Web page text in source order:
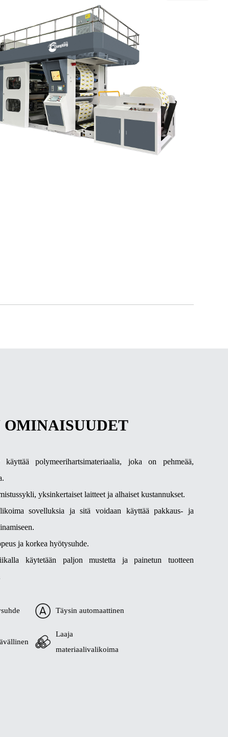
OMINAISUUDET
käyttää polymeerihartsimateriaalia, joka on pehmeää,
yksinkertaiset laitteet ja alhaiset kustannukset.
sovelluksia ja sitä voidaan käyttää pakkaus- ja
ja korkea hyötysuhde.
käytetään paljon mustetta ja painetun tuotteen
Täysin automaattinen
Laaja
materiaalivalikoima